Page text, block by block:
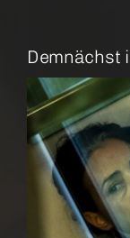
Demnächst